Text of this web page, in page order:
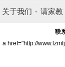
关于我们 - 请家教
联
a href="http://